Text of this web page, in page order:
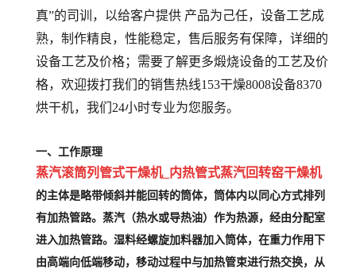
真”的司训，以给客户提供 产品为己任，设备工艺成
熟，制作精良，性能稳定，售后服务有保障，详细的
设备工艺及价格；需要了解更多煅烧设备的工艺及价
格，欢迎拨打我们的销售热线153干燥8008设备8370
烘干机，我们24小时专业为您服务。
一、工作原理
蒸汽滚筒列管式干燥机_内热管式蒸汽回转窑干燥机
的主体是略带倾斜并能回转的筒体，筒体内以同心方式排列
有加热管路。蒸汽（热水或导热油）作为热源，经由分配室
进入加热管路。湿料经螺旋加料器加入筒体，在重力作用下
由高端向低端移动，移动过程中与加热管束进行热交换，从